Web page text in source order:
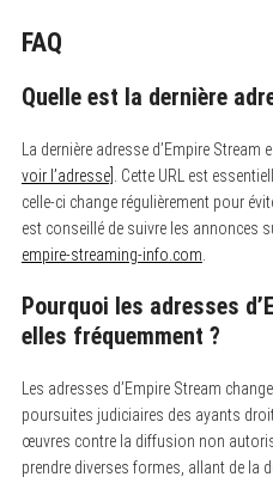
FAQ
Quelle est la dernière
La dernière adresse d’Empire Stream
voir l’adresse]
. Cette URL est
celle-ci change régulièrement pour
est conseillé de suivre les annonces
empire-streaming-info.com
Pourquoi les adresses
elles fréquemment ?
Les adresses d’Empire Stream
poursuites judiciaires des ayants
œuvres contre la diffusion non
prendre diverses formes, allant de la